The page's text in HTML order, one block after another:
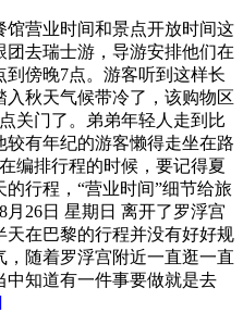
营业时间和景点开放时间这
去瑞士游，导游安排他们在
傍晚7点。游客听到这样长
秋天气候带冷了，该购物区
关门了。弟弟年轻人走到比
有年纪的游客懒得走坐在路
编排行程的时候，要记得夏
行程，“营业时间”细节给旅
月26日 星期日 离开了罗浮宫
在巴黎的行程并没有好好规
随着罗浮宫附近一直逛一直
中知道有一件事要做就是去
about